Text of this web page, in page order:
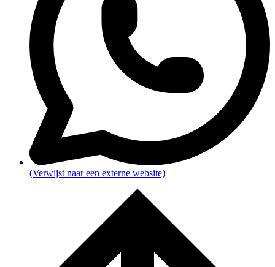
(Verwijst naar een externe website)